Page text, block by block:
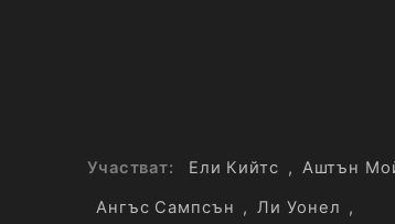
Участват: Ели Кийтс , Аштън
Ангъс Сампсън , Ли Уонел ,